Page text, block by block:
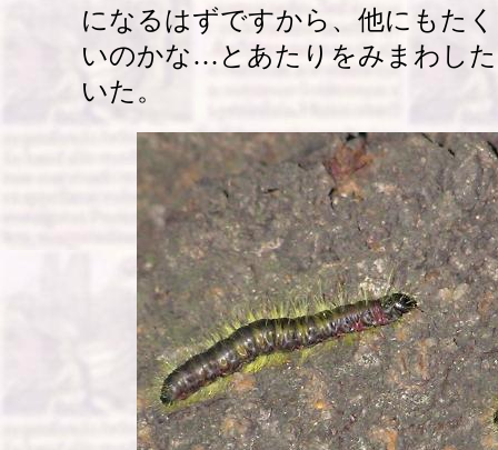
になるはずですから、他にもた
いのかな…とあたりをみまわし
いた。